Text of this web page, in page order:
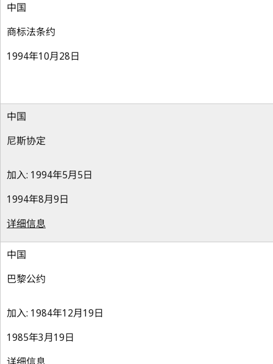
中国
商标法条约
1994年10月28日
中国
尼斯协定
加入: 1994年5月5日
1994年8月9日
详细信息
中国
巴黎公约
加入: 1984年12月19日
1985年3月19日